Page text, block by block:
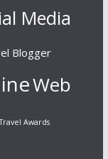
Media
Blogger
Web
Awards